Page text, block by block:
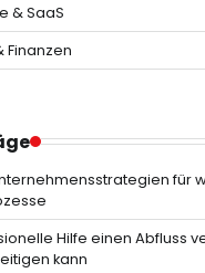
& SaaS
Finanzen
für
Hilfe einen Abfluss
kann